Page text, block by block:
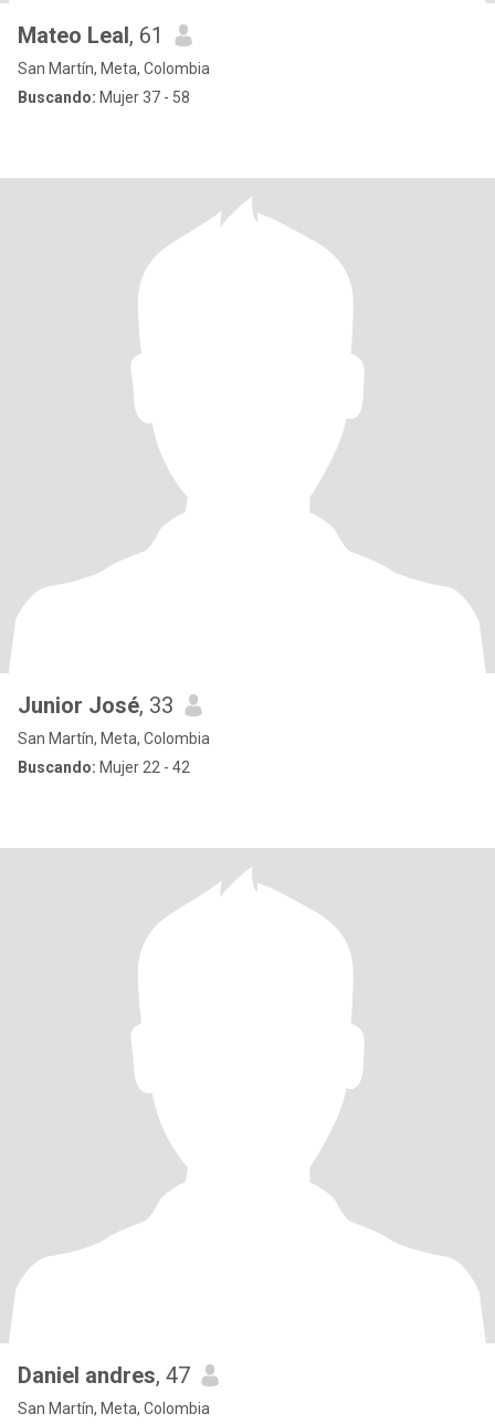
Mateo Leal, 61
San Martín, Meta, Colombia
Buscando: Mujer 37 - 58
Junior José, 33
San Martín, Meta, Colombia
Buscando: Mujer 22 - 42
Daniel andres, 47
San Martín, Meta, Colombia